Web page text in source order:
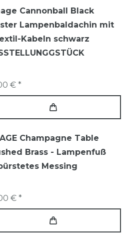
Cannonball Black
Lampenbaldachin mit
Kabeln schwarz
€ *
Champagne Table
Brass - Lampenfuß
Messing
€ *